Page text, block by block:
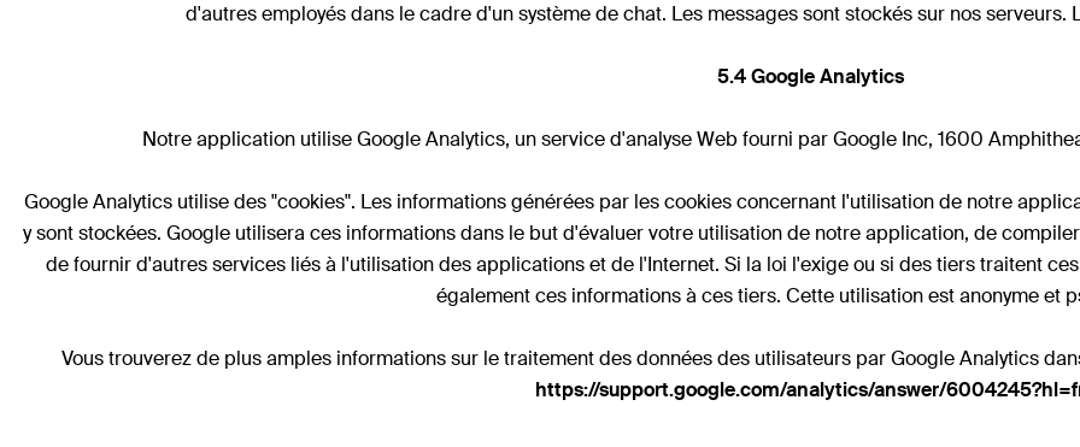
d'autres employés dans le cadre d'un système de chat. Les messages sont stockés sur nos serveurs.
5.4 Google Analytics
Notre application utilise Google Analytics, un service d'analyse Web fourni par Google Inc, 1600
Google Analytics utilise des "cookies". Les informations générées par les cookies concernant l'utilisation de notre
y sont stockées. Google utilisera ces informations dans le but d'évaluer votre utilisation de notre application, de
de fournir d'autres services liés à l'utilisation des applications et de l'Internet. Si la loi l'exige ou si des tiers traitent
également ces informations à ces tiers. Cette utilisation est anonyme et
Vous trouverez de plus amples informations sur le traitement des données des utilisateurs par Google Analytics
https://support.google.com/analytics/answer/